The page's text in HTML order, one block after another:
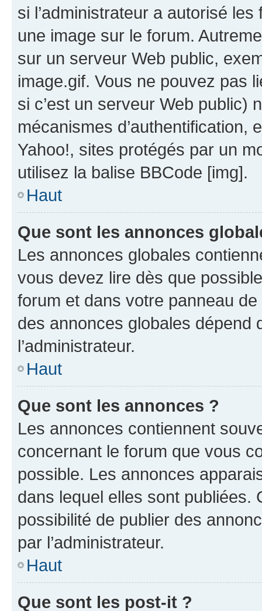
si l’administrateur a autorisé
une image sur le forum.
sur un serveur Web public,
image.gif. Vous ne pouvez pas
si c’est un serveur Web public)
mécanismes d’authentification,
Yahoo!, sites protégés par un
utilisez la balise BBCode [img].
Haut
Que sont les annonces
Les annonces globales
vous devez lire dès que
forum et dans votre panneau
des annonces globales dépend
l’administrateur.
Haut
Que sont les annonces ?
Les annonces contiennent
concernant le forum que vous
possible. Les annonces
dans lequel elles sont publiées.
possibilité de publier des
par l’administrateur.
Haut
Que sont les post-it ?